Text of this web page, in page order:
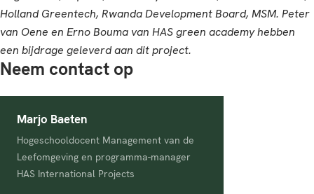
Holland Greentech, Rwanda Development Board, MSM. Peter
van Oene en Erno Bouma van HAS green academy hebben
een bijdrage geleverd aan dit project.
Neem contact op
Marjo Baeten
Hogeschooldocent Management van de
Leefomgeving en programma-manager
HAS International Projects